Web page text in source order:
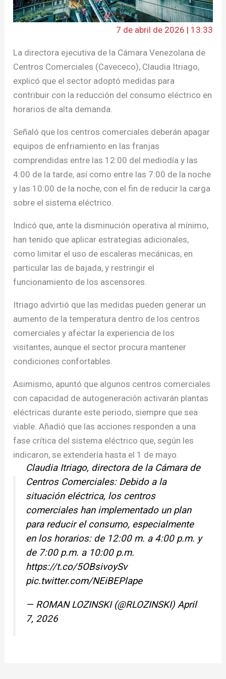
7 de abril de 2026 | 13:33
La directora ejecutiva de la Cámara Venezolana de
Centros Comerciales (Cavececo), Claudia Itriago,
explicó que el sector adoptó medidas para
contribuir con la reducción del consumo eléctrico en
horarios de alta demanda.
Señaló que los centros comerciales deberán apagar
equipos de enfriamiento en las franjas
comprendidas entre las 12:00 del mediodía y las
4:00 de la tarde, así como entre las 7:00 de la noche
y las 10:00 de la noche, con el fin de reducir la carga
sobre el sistema eléctrico.
Indicó que, ante la disminución operativa al mínimo,
han tenido que aplicar estrategias adicionales,
como limitar el uso de escaleras mecánicas, en
particular las de bajada, y restringir el
funcionamiento de los ascensores.
Itriago advirtió que las medidas pueden generar un
aumento de la temperatura dentro de los centros
comerciales y afectar la experiencia de los
visitantes, aunque el sector procura mantener
condiciones confortables.
Asimismo, apuntó que algunos centros comerciales
con capacidad de autogeneración activarán plantas
eléctricas durante este periodo, siempre que sea
viable. Añadió que las acciones responden a una
fase crítica del sistema eléctrico que, según les
indicaron, se extendería hasta el 1 de mayo.
Claudia Itriago, directora de la Cámara de
Centros Comerciales: Debido a la
situación eléctrica, los centros
comerciales han implementado un plan
para reducir el consumo, especialmente
en los horarios: de 12:00 m. a 4:00 p.m. y
de 7:00 p.m. a 10:00 p.m.
https://t.co/5OBsivoySv
pic.twitter.com/NEiBEPlape
— ROMAN LOZINSKI (@RLOZINSKI)April
7, 2026